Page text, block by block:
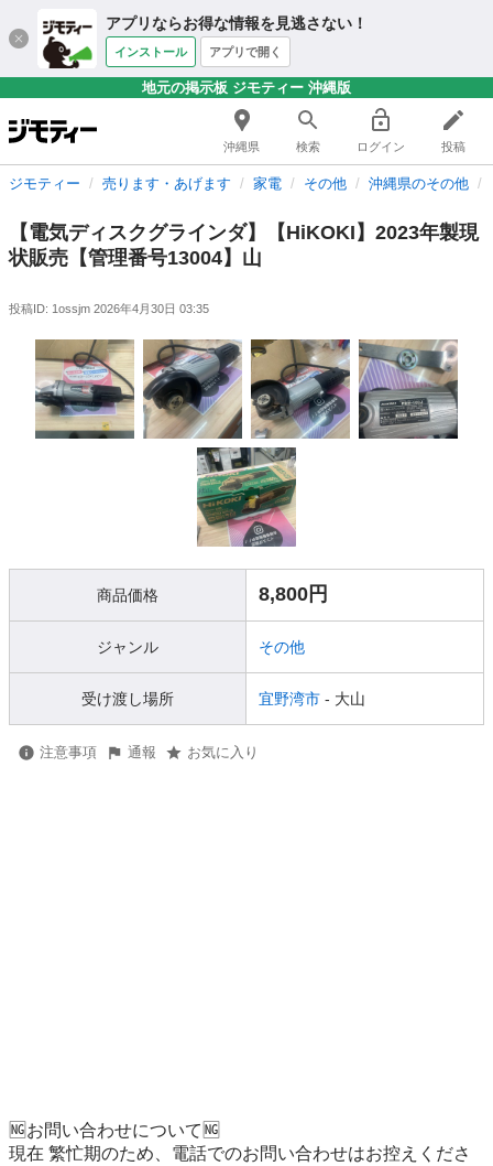
アプリならお得な情報を見逃さない！
インストール アプリで開く
地元の掲示板 ジモティー 沖縄版
沖縄県 検索 ログイン 投稿
ジモティー 売ります・あげます 家電 その他 沖縄県のその他
【電気ディスクグラインダ】【HiKOKI】2023年製現
状販売【管理番号13004】山
投稿ID: 1ossjm 2026年4月30日 03:35
商品価格 8,800円
ジャンル その他
受け渡し場所 宜野湾市 - 大山
注意事項 通報 お気に入り
🆖お問い合わせについて🆖
現在 繁忙期のため、電話でのお問い合わせはお控えくださ